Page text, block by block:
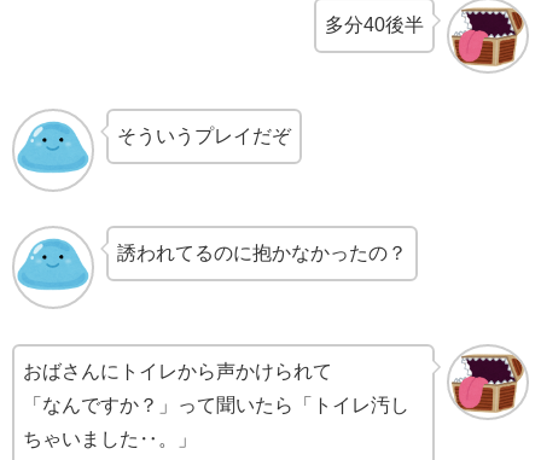
多分40後半
そういうプレイだぞ
誘われてるのに抱かなかったの？
おばさんにトイレから声かけられて
「なんですか？」って聞いたら「トイレ汚し
ちゃいました‥。」